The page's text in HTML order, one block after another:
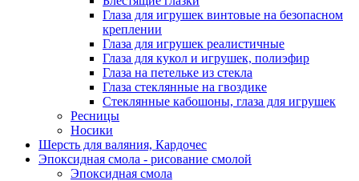
Глаза для игрушек винтовые на безопасном
креплении
Глаза для игрушек реалистичные
Глаза для кукол и игрушек, полиэфир
Глаза на петельке из стекла
Глаза стеклянные на гвоздике
Стеклянные кабошоны, глаза для игрушек
Ресницы
Носики
Шерсть для валяния, Кардочес
Эпоксидная смола - рисование смолой
Эпоксидная смола